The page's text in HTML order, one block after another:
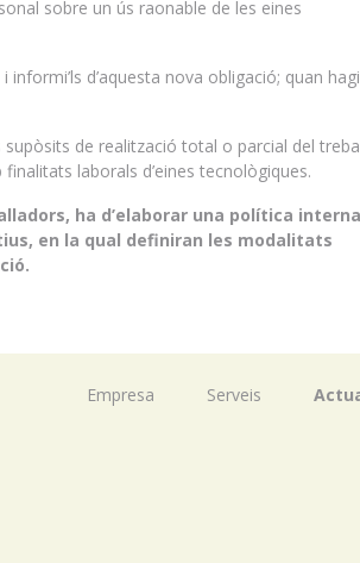
sobre un ús raonable de les eines
d’aquesta nova obligació; quan hagi
de realització total o parcial del
laborals d’eines tecnològiques.
ha d’elaborar una política interna
en la qual definiran les modalitats
Empresa Serveis